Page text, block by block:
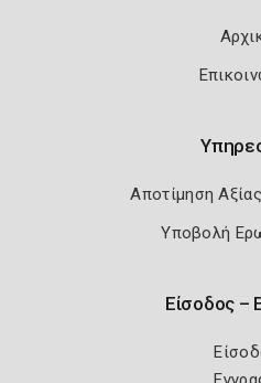
Αποτίμηση
Υποβολή
Είσοδος –